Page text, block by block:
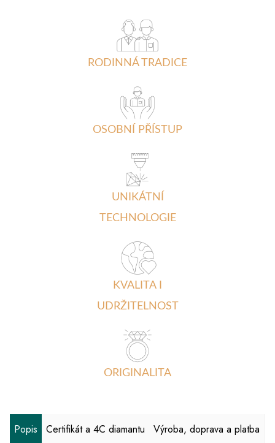
RODINNÁ TRADICE
OSOBNÍ PŘÍSTUP
UNIKÁTNÍ
TECHNOLOGIE
KVALITA I
UDRŽITELNOST
ORIGINALITA
Popis Certifikát a 4C diamantu Výroba, doprava a platba